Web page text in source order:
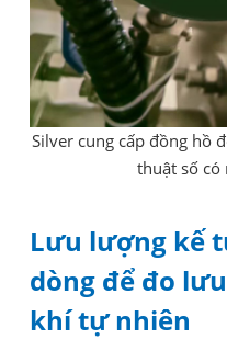
Silver cung cấp đồng hồ
thuật số
Lưu lượng kế
dòng để đo
khí tự nhiên